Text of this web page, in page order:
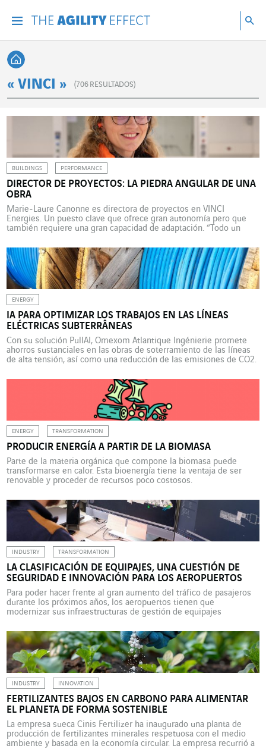
Volver a Inicio
« VINCI » (706 RESULTADOS)
BUILDINGS PERFORMANCE
DIRECTOR DE PROYECTOS: LA PIEDRA ANGULAR DE UNA
OBRA
Marie-Laure Canonne es directora de proyectos en VINCI
Energies. Un puesto clave que ofrece gran autonomía pero que
también requiere una gran capacidad de adaptación. “Todo un
construcción del Centro de Investigación y Desarrollo de los
Laboratorios Servier, en la meseta de Saclay. “Estoy muy […]
ENERGY
IA PARA OPTIMIZAR LOS TRABAJOS EN LAS LÍNEAS
ELÉCTRICAS SUBTERRÂNEAS
Con su solución PullAI, Omexom Atlantique Ingénierie promete
ahorros sustanciales en las obras de soterramiento de las líneas
de alta tensión, así como una reducción de las emisiones de CO2.
climáticos provocan cada vez más daños en la red de transporte
de electricidad. 105.817: este […]
ENERGY TRANSFORMATION
PRODUCIR ENERGÍA A PARTIR DE LA BIOMASA
Parte de la materia orgánica que compone la biomasa puede
transformarse en calor. Esta bioenergía tiene la ventaja de ser
renovable y proceder de recursos poco costosos.
INDUSTRY TRANSFORMATION
LA CLASIFICACIÓN DE EQUIPAJES, UNA CUESTIÓN DE
SEGURIDAD E INNOVACIÓN PARA LOS AEROPUERTOS
Para poder hacer frente al gran aumento del tráfico de pasajeros
durante los próximos años, los aeropuertos tienen que
modernizar sus infraestructuras de gestión de equipajes
innovación es clave. A continuación, un ejemplo con TG Concept,
empresa de VINCI Energies. Cuatro años atrás parecía […]
INDUSTRY INNOVATION
FERTILIZANTES BAJOS EN CARBONO PARA ALIMENTAR
EL PLANETA DE FORMA SOSTENIBLE
La empresa sueca Cinis Fertilizer ha inaugurado una planta de
producción de fertilizantes minerales respetuosa con el medio
ambiente y basada en la economía circular. La empresa recurrió a